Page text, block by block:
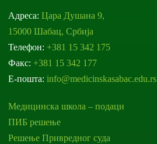
Адреса:Цара Душана 9,
15000 Шабац, Србија
Телефон: +381 15 342 175
Факс: +381 15 342 177
Е-пошта:info@medicinskasabac.edu.rs
Медицинска школа – подаци
ПИБ решење
Решење Привредног суда